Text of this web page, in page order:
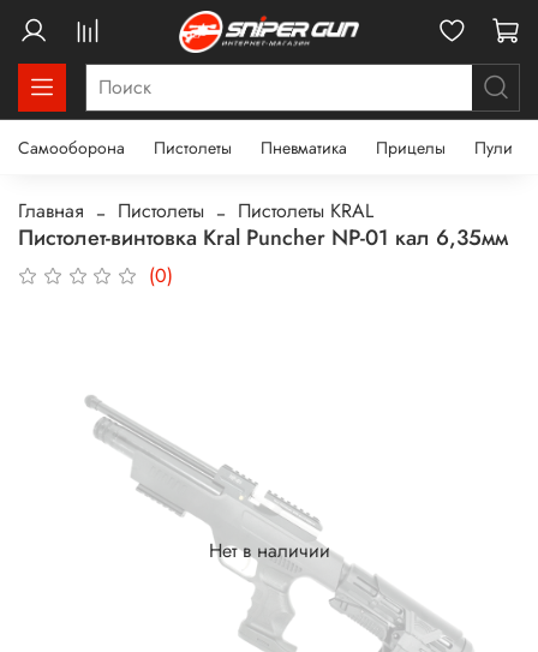
Самооборона Пистолеты Пневматика Прицелы Пули
Главная Пистолеты Пистолеты KRAL
Пистолет-винтовка Kral Puncher NP-01 кал 6,35мм
(0)
Нет в наличии